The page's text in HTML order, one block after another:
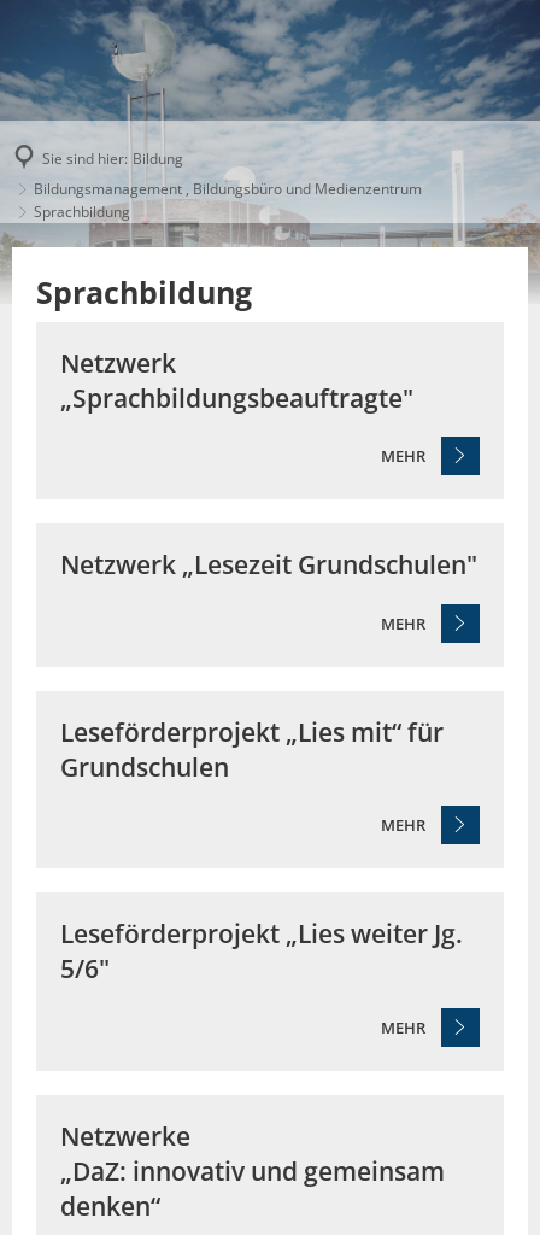
Sie sind hier: Bildung
Bildungsmanagement , Bildungsbüro und Medienzentrum
Sprachbildung
Sprachbildung
Netzwerk
„Sprachbildungsbeauftragte"
MEHR
Netzwerk „Lesezeit Grundschulen"
MEHR
Leseförderprojekt „Lies mit“ für
Grundschulen
MEHR
Leseförderprojekt „Lies weiter Jg.
5/6"
MEHR
Netzwerke
„DaZ: innovativ und gemeinsam
denken“